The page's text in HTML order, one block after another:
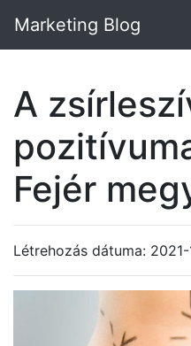
Marketing Blog
A
Fejér
Létrehozás dátuma: